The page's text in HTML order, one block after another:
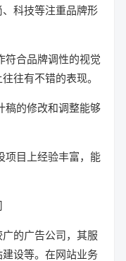
科技等注重品牌形
合品牌调性的视觉
往有不错的表现。
的修改和调整能够
目上经验丰富，能
的广告公司，其服
设等。在网站业务